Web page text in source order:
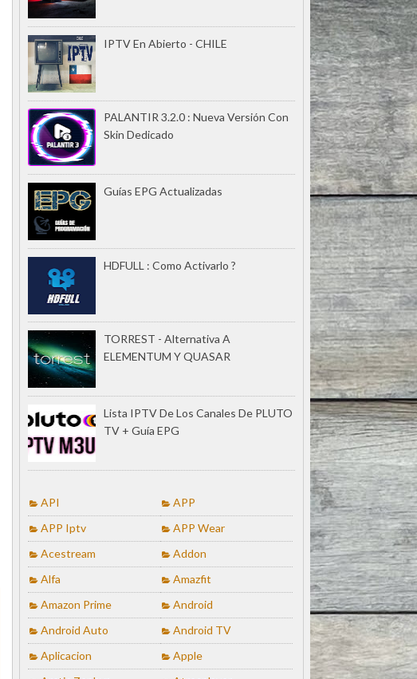
IPTV En Abierto - CHILE
PALANTIR 3.2.0 : Nueva Versión Con
Skin Dedicado
Guías EPG Actualizadas
HDFULL : Como Activarlo ?
TORREST - Alternativa A
ELEMENTUM Y QUASAR
Lista IPTV De Los Canales De PLUTO
TV + Guía EPG
API
APP
APP Iptv
APP Wear
Acestream
Addon
Alfa
Amazfit
Amazon Prime
Android
Android Auto
Android TV
Aplicacion
Apple